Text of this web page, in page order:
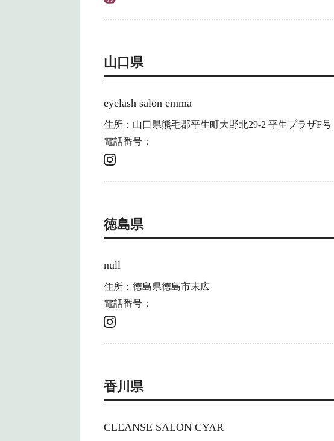
山口県
eyelash salon emma
住所：山口県熊毛郡平生町大野北29-2 平生プラザF号
電話番号：
徳島県
null
住所：徳島県徳島市末広
電話番号：
香川県
CLEANSE SALON CYAR